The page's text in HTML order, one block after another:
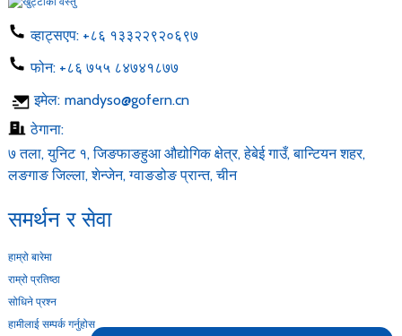
व्हाट्सएप: +८६ १३३२२९२०६९७
फोन: +८६ ७५५ ८४७४१८७७
इमेल: mandyso@gofern.cn
ठेगाना:
७ तला, युनिट १, जिङफाङहुआ औद्योगिक क्षेत्र, हेबेई गाउँ, बान्टियन शहर,
लङगाङ जिल्ला, शेन्जेन, ग्वाङडोङ प्रान्त, चीन
समर्थन र सेवा
हाम्रो बारेमा
राम्रो प्रतिष्ठा
सोधिने प्रश्न
हामीलाई सम्पर्क गर्नुहोस